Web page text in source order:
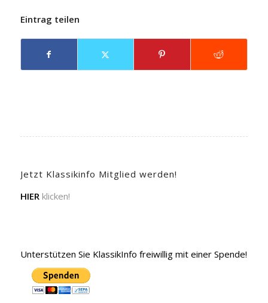
Eintrag teilen
Jetzt Klassikinfo Mitglied werden!
HIER klicken!
Unterstützen Sie KlassikInfo freiwillig mit einer Spende!